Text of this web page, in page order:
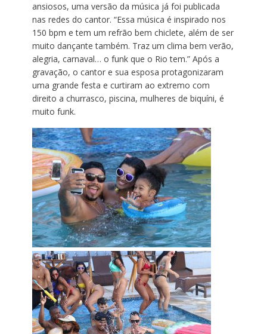
ansiosos, uma versão da música já foi publicada
nas redes do cantor. “Essa música é inspirado nos
150 bpm e tem um refrão bem chiclete, além de ser
muito dançante também. Traz um clima bem verão,
alegria, carnaval… o funk que o Rio tem.” Após a
gravação, o cantor e sua esposa protagonizaram
uma grande festa e curtiram ao extremo com
direito a churrasco, piscina, mulheres de biquíni, é
muito funk.